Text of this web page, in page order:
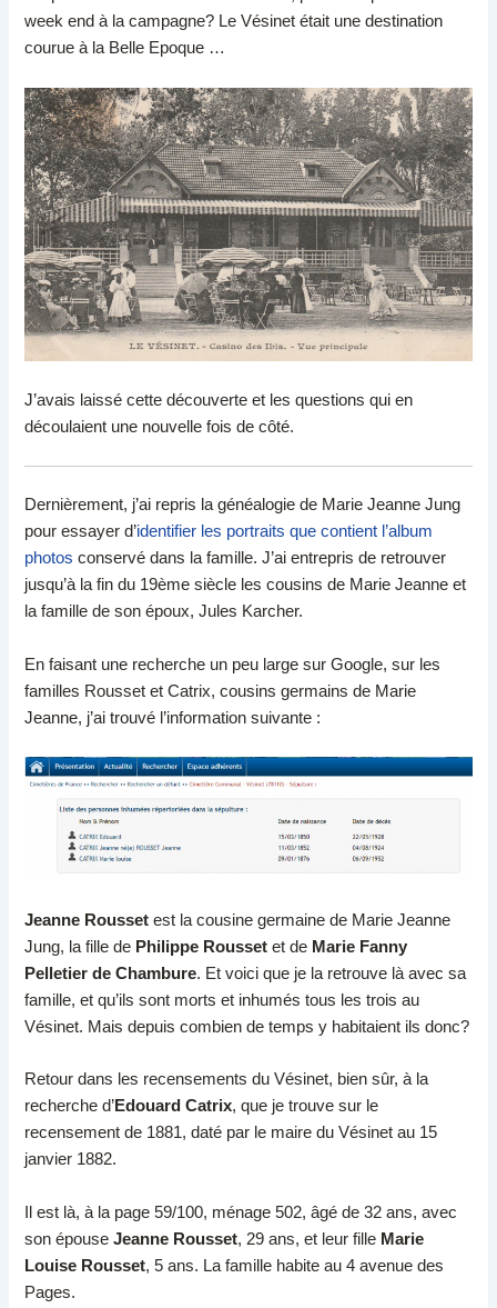
week end à la campagne? Le Vésinet était une destination
courue à la Belle Epoque …
J’avais laissé cette découverte et les questions qui en
découlaient une nouvelle fois de côté.
Dernièrement, j’ai repris la généalogie de Marie Jeanne Jung
pour essayer d’identifier les portraits que contient l’album
photos conservé dans la famille. J’ai entrepris de retrouver
jusqu’à la fin du 19ème siècle les cousins de Marie Jeanne et
la famille de son époux, Jules Karcher.
En faisant une recherche un peu large sur Google, sur les
familles Rousset et Catrix, cousins germains de Marie
Jeanne, j’ai trouvé l’information suivante :
Jeanne Rousset est la cousine germaine de Marie Jeanne
Jung, la fille de Philippe Rousset et de Marie Fanny
Pelletier de Chambure. Et voici que je la retrouve là avec sa
famille, et qu’ils sont morts et inhumés tous les trois au
Vésinet. Mais depuis combien de temps y habitaient ils donc?
Retour dans les recensements du Vésinet, bien sûr, à la
recherche d’Edouard Catrix, que je trouve sur le
recensement de 1881, daté par le maire du Vésinet au 15
janvier 1882.
Il est là, à la page 59/100, ménage 502, âgé de 32 ans, avec
son épouseJeanne Rousset, 29 ans, et leur fille Marie
Louise Rousset, 5 ans. La famille habite au 4 avenue des
Pages.